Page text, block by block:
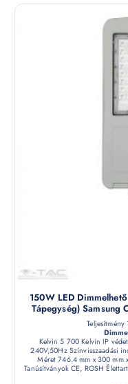
150W LED
Tápegység)
Kelvin 5 700 Kelvin IP
240V,50Hz Színvisszaadási
Méret 746.4 mm x 300 mm
Tanúsítványok CE, ROSH